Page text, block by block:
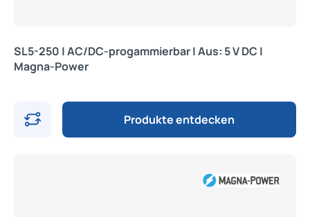
SL5-250 | AC/DC-progammierbar | Aus: 5 V DC |
Magna-Power
Produkte entdecken